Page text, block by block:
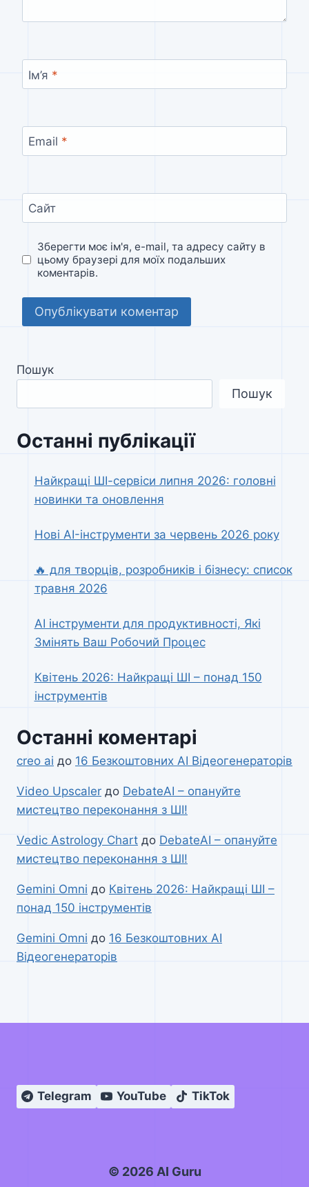
Ім’я *
Email *
Сайт
Зберегти моє ім'я, e-mail, та адресу сайту в
цьому браузері для моїх подальших
коментарів.
Пошук
Пошук
Останні публікації
Найкращі ШІ-сервіси липня 2026: головні
новинки та оновлення
Нові AI-інструменти за червень 2026 року
🔥 для творців, розробників і бізнесу: список
травня 2026
AI інструменти для продуктивності, Які
Змінять Ваш Робочий Процес
Квітень 2026: Найкращі ШІ – понад 150
інструментів
Останні коментарі
creo ai до 16 Безкоштовних AI Відеогенераторів
Video Upscaler до DebateAI – опануйте
мистецтво переконання з ШІ!
Vedic Astrology Chart до DebateAI – опануйте
мистецтво переконання з ШІ!
Gemini Omni до Квітень 2026: Найкращі ШІ –
понад 150 інструментів
Gemini Omni до 16 Безкоштовних AI
Відеогенераторів
Telegram YouTube TikTok
© 2026 AI Guru